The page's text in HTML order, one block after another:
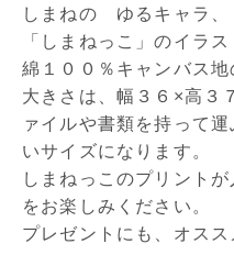
しまねの ゆるキャラ、
「しまねっこ」のイラ
綿１００％キャンバス地
大きさは、幅３６×高３
ァイルや書類を持って
いサイズになります。
しまねっこのプリント
をお楽しみください。
プレゼントにも、オスス